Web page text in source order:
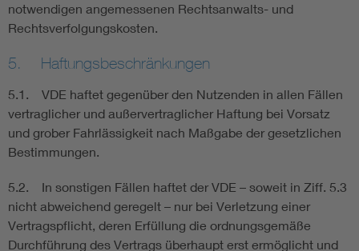
notwendigen angemessenen Rechtsanwalts- und
Rechtsverfolgungskosten.
5. Haftungsbeschränkungen
5.1. VDE haftet gegenüber den Nutzenden in allen Fällen
vertraglicher und außervertraglicher Haftung bei Vorsatz
und grober Fahrlässigkeit nach Maßgabe der gesetzlichen
Bestimmungen.
5.2. In sonstigen Fällen haftet der VDE – soweit in Ziff. 5.3
nicht abweichend geregelt – nur bei Verletzung einer
Vertragspflicht, deren Erfüllung die ordnungsgemäße
Durchführung des Vertrags überhaupt erst ermöglicht und